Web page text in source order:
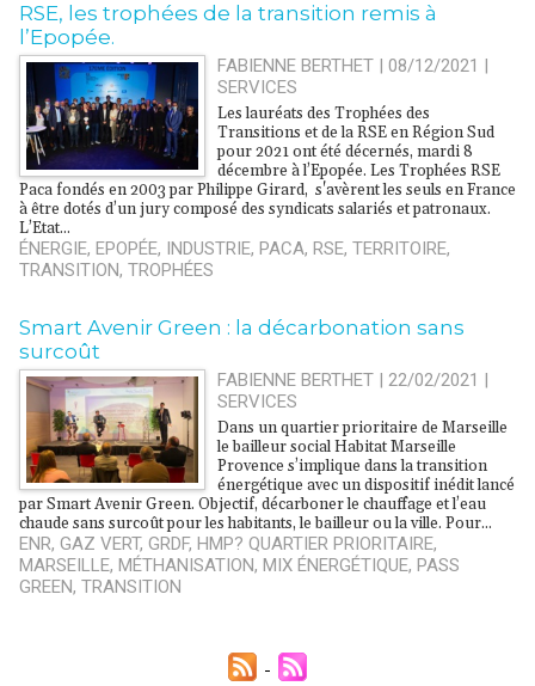
RSE, les trophées de la transition remis à
l’Epopée.
FABIENNE BERTHET | 08/12/2021 |
SERVICES
Les lauréats des Trophées des
Transitions et de la RSE en Région Sud
pour 2021 ont été décernés, mardi 8
décembre à l’Epopée. Les Trophées RSE
Paca fondés en 2003 par Philippe Girard, s'avèrent les seuls en France
à être dotés d’un jury composé des syndicats salariés et patronaux.
L’Etat...
ÉNERGIE, EPOPÉE, INDUSTRIE, PACA, RSE, TERRITOIRE,
TRANSITION, TROPHÉES
Smart Avenir Green : la décarbonation sans
surcoût
FABIENNE BERTHET | 22/02/2021 |
SERVICES
Dans un quartier prioritaire de Marseille
le bailleur social Habitat Marseille
Provence s’implique dans la transition
énergétique avec un dispositif inédit lancé
par Smart Avenir Green. Objectif, décarboner le chauffage et l’eau
chaude sans surcoût pour les habitants, le bailleur ou la ville. Pour...
ENR, GAZ VERT, GRDF, HMP? QUARTIER PRIORITAIRE,
MARSEILLE, MÉTHANISATION, MIX ÉNERGÉTIQUE, PASS
GREEN, TRANSITION